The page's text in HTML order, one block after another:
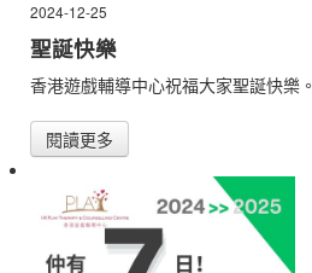
2024-12-25
聖誕快樂
香港遊戲輔導中心祝福大家聖誕快樂。
閱讀更多